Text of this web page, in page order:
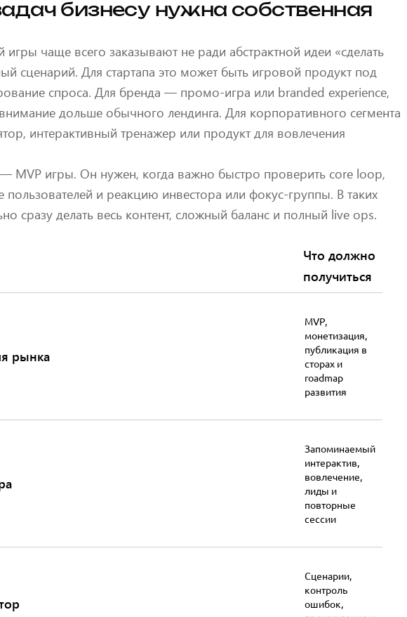
бизнесу нужна собственная
игры чаще всего заказывают не ради абстрактной идеи «сделать
сценарий. Для стартапа это может быть игровой продукт под
спроса. Для бренда — промо-игра или branded experience,
дольше обычного лендинга. Для корпоративного сегмента
интерактивный тренажер или продукт для вовлечения
MVP игры. Он нужен, когда важно быстро проверить core loop,
пользователей и реакцию инвестора или фокус-группы. В таких
сразу делать весь контент, сложный баланс и полный live ops.
Что должно
получиться
рынка
MVP,
монетизация,
публикация в
сторах и
roadmap
развития
Запоминаемый
интерактив,
вовлечение,
лиды и
повторные
сессии
Сценарии,
контроль
ошибок,